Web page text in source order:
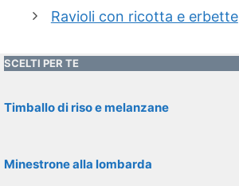
Ravioli con ricotta e erbette
SCELTI PER TE
Timballo di riso e melanzane
Minestrone alla lombarda